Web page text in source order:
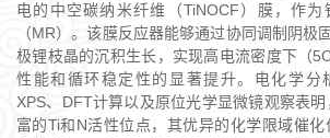
电的中空碳纳米纤维（TiNOCF）膜，作为
（MR）。该膜反应器能够通过协同调制阴极
极锂枝晶的沉积生长，实现高电流密度下（
性能和循环稳定性的显著提升。电化学分
XPS、 DFT计算以及原位光学显微镜观察表明
富的Ti和N活性位点，其优异的化学限域催化